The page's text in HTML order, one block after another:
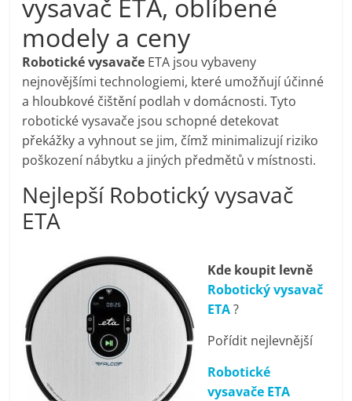
pračky,
televize,
notebooky,
mobilní
telefony,
kávovary,
bazény
Nejlepší
elektronika
porovnání
Elektro
vysavač ETA, oblíbené
modely a ceny
Robotické vysavače ETA jsou vybaveny
nejnovějšími technologiemi, které umožňují účinné
a hloubkové čištění podlah v domácnosti. Tyto
robotické vysavače jsou schopné detekovat
překážky a vyhnout se jim, čímž minimalizují riziko
poškození nábytku a jiných předmětů v místnosti.
Nejlepší Robotický vysavač
ETA
Kde koupit levně
Robotický vysavač
ETA?
Pořídit nejlevnější
Robotické
vysavače ETA